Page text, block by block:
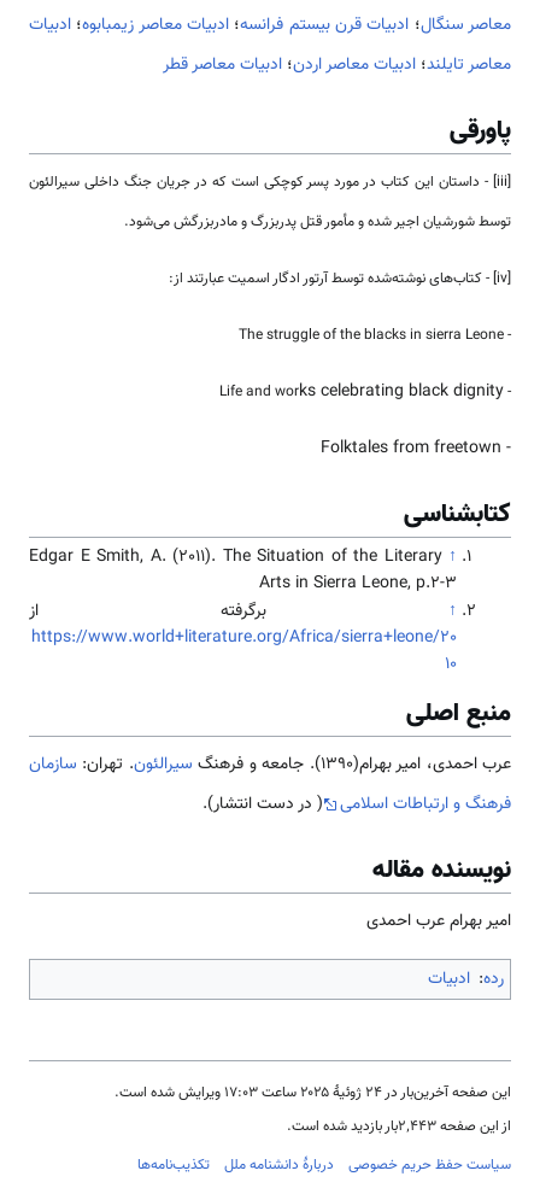
معاصر سنگال؛ ادبیات قرن بیستم فرانسه؛ ادبیات معاصر زیمبابوه؛ ادبیات
معاصر تایلند؛ ادبیات معاصر اردن؛ ادبیات معاصر قطر
پاورقی
[iii] - داستان این کتاب در مورد پسر کوچکی است که در جریان جنگ داخلی سیرالئون
توسط شورشیان اجیر شده و مأمور قتل پدربزرگ و مادربزرگش می‌شود.
[iv] - کتاب‌های نوشته‌شده توسط آرتور ادگار اسمیت عبارتند از:
- The struggle of the blacks in sierra Leone
- Life and wor
ks celebrating black dignity
- Folktales from freetown
کتابشناسی
↑
Edgar E Smith, A. (2011). The Situation of the Literary
Arts in Sierra Leone, p.2-3
↑
برگرفته از
https://www.world+literature.org/Africa/sierra+leone/20
10
منبع اصلی
عرب احمدی، امیر بهرام(1390). جامعه و فرهنگ سیرالئون. تهران: سازمان
فرهنگ و ارتباطات اسلامی
( در دست انتشار).
نویسنده مقاله
امیر بهرام عرب احمدی
رده: ادبیات
این صفحه آخرین‌بار در ‏۲۴ ژوئیهٔ ۲۰۲۵ ساعت ‏۱۷:۰۳ ویرایش شده است.
از این صفحه ۲٬۴۴۳بار بازدید شده است.
سیاست حفظ حریم خصوصی
دربارهٔ دانشنامه ملل تکذیب‌نامه‌ها